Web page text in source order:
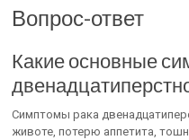
Вопрос-ответ
Какие основные
Симптомы рака
животе, потерю аппетита,